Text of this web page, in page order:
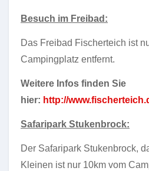
Besuch im Freibad:
Das Freibad Fischerteich ist
Campingplatz entfernt.
Weitere Infos finden Sie
hier: http://
Safaripark Stukenbrock:
Der Safaripark Stukenbrock,
Kleinen ist nur 10km vom